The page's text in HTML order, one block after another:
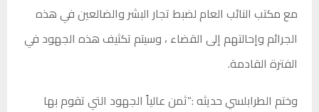
مع مكتب النائب العام لضبط تجار البشر والضالعين في هذه
الجرائم وإحالتهم إلى القضاء ، وسيتم تكثيف هذه الجهود في
الفترة القادمة.
وختم الطرابلسي حديثه :”ثمن عالياً الجهود التي تقوم بها